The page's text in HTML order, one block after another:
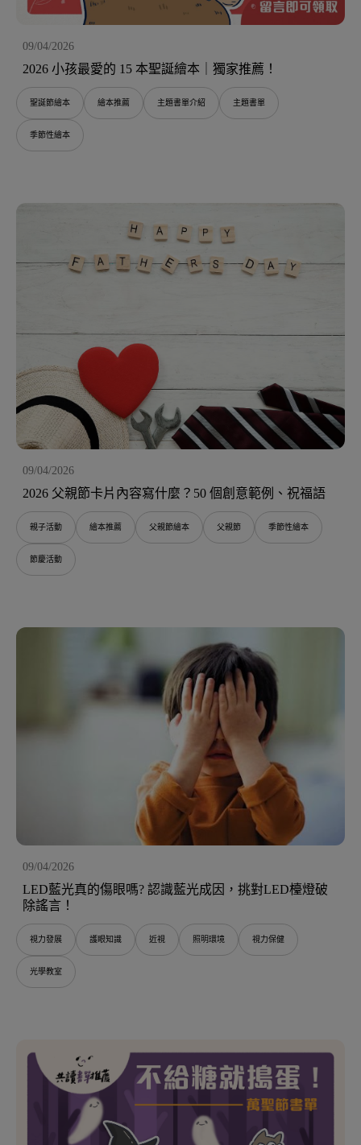
09/04/2026
2026 小孩最愛的 15 本聖誕繪本｜獨家推薦！
聖誕節繪本 繪本推薦 主題書單介紹 主題書單
季節性繪本
09/04/2026
2026 父親節卡片內容寫什麼？50 個創意範例、祝福語
親子活動 繪本推薦 父親節繪本 父親節 季節性繪本
節慶活動
09/04/2026
LED藍光真的傷眼嗎? 認識藍光成因，挑對LED檯燈破
除謠言！
視力發展 護眼知識 近視 照明環境 視力保健
光學教室